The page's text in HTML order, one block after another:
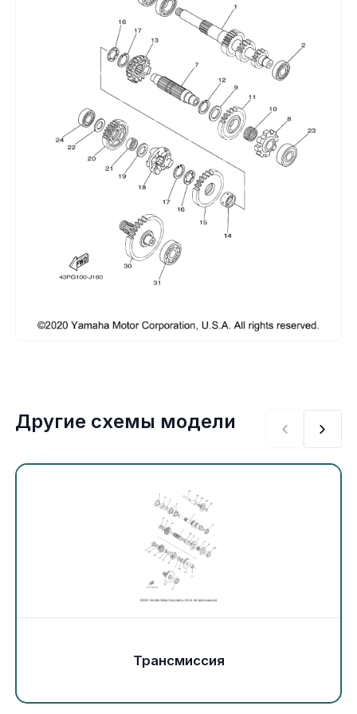
Сумки, кофры
Топливная система
Тормозная система
Трансмиссия
Управление
Хранение и перевозка
Шины, диски, гусеницы
Шноркели
Электрика
Другое
Движители (гребные винты)
Швартовное оборудование
Якорное оборудование
Другие схемы модели
Трансмиссия